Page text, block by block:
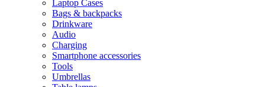
Laptop Cases
Bags & backpacks
Drinkware
Audio
Charging
Smartphone accessories
Tools
Umbrellas